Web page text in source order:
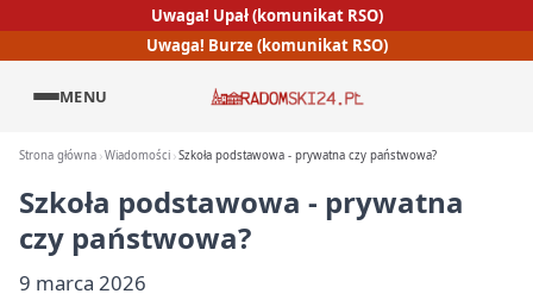
Uwaga! Upał (komunikat RSO)
Uwaga! Burze (komunikat RSO)
MENU
Strona główna Wiadomości Szkoła podstawowa - prywatna czy państwowa?
Szkoła podstawowa - prywatna
czy państwowa?
9 marca 2026